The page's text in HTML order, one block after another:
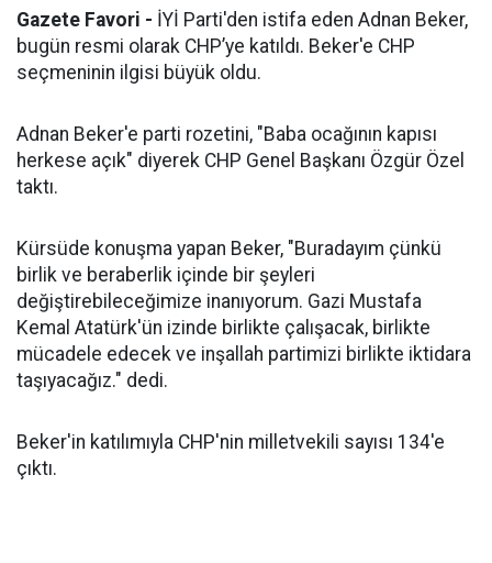
Gazete Favori - İYİ Parti'den istifa eden Adnan Beker,
bugün resmi olarak CHP’ye katıldı. Beker'e CHP
seçmeninin ilgisi büyük oldu.
Adnan Beker'e parti rozetini, "Baba ocağının kapısı
herkese açık" diyerek CHP Genel Başkanı Özgür Özel
taktı.
Kürsüde konuşma yapan Beker, "Buradayım çünkü
birlik ve beraberlik içinde bir şeyleri
değiştirebileceğimize inanıyorum. Gazi Mustafa
Kemal Atatürk'ün izinde birlikte çalışacak, birlikte
mücadele edecek ve inşallah partimizi birlikte iktidara
taşıyacağız." dedi.
Beker'in katılımıyla CHP'nin milletvekili sayısı 134'e
çıktı.